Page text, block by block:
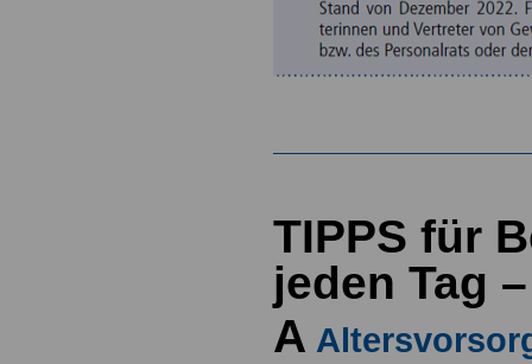
TIPPS für
jeden Tag
A